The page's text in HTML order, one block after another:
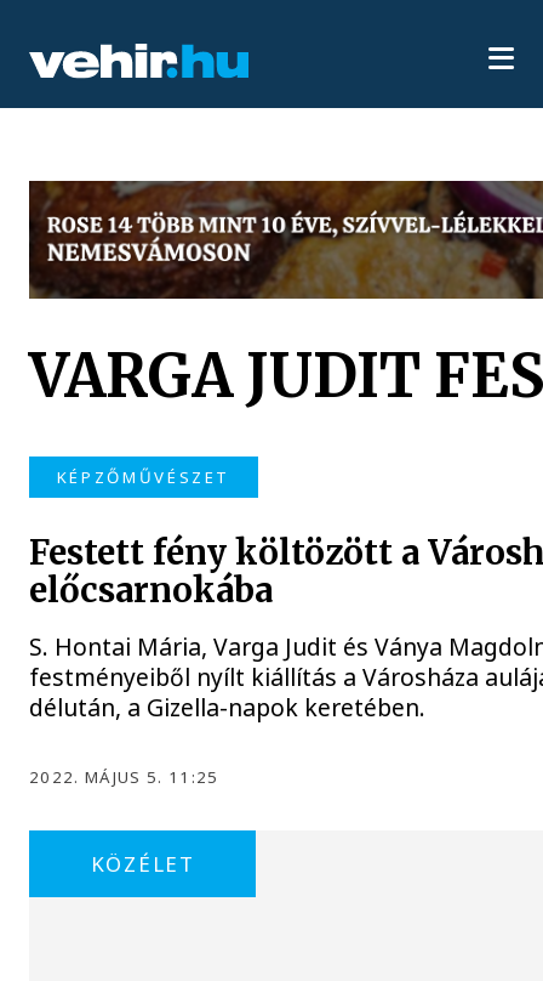
VARGA JUDIT
KÉPZŐMŰVÉSZET
Festett fény költözött a
előcsarnokába
S. Hontai Mária, Varga Judit és Ványa
festményeiből nyílt kiállítás a Városháza
délután, a Gizella-napok keretében.
2022. MÁJUS 5. 11:25
KÖZÉLET